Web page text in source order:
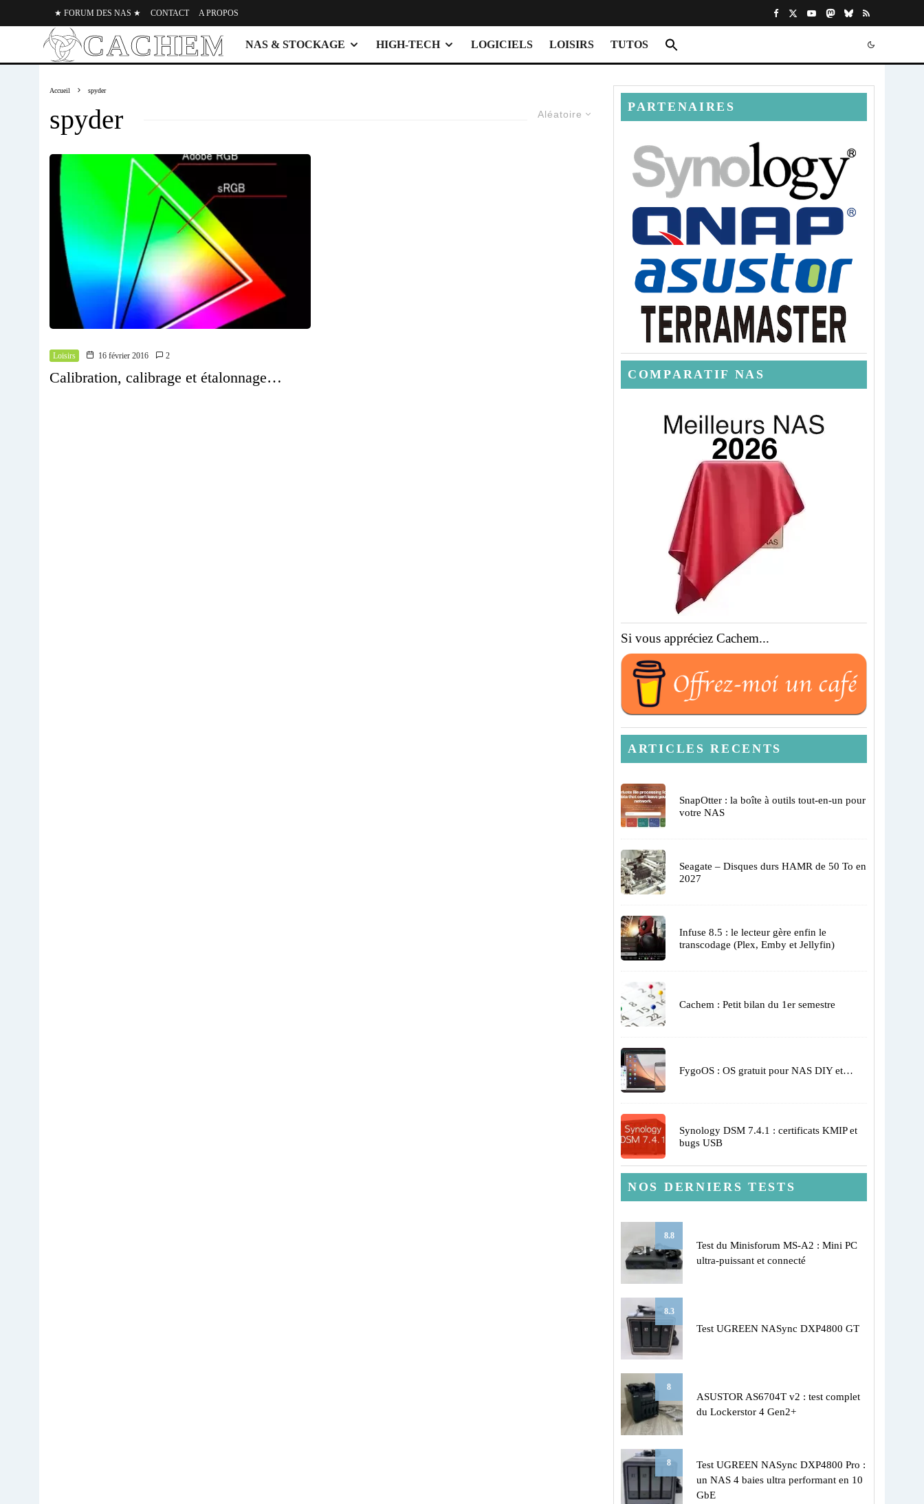
★ FORUM DES NAS ★ CONTACT A PROPOS
NAS & STOCKAGE HIGH-TECH LOGICIELS LOISIRS TUTOS
Accueil spyder
Aléatoire
spyder
Loisirs 16 février 2016 2
Calibration, calibrage et étalonnage…
PARTENAIRES
COMPARATIF NAS
Si vous appréciez Cachem...
ARTICLES RECENTS
SnapOtter : la boîte à outils tout-en-un pour
votre NAS
Seagate – Disques durs HAMR de 50 To en
2027
Infuse 8.5 : le lecteur gère enfin le
transcodage (Plex, Emby et Jellyfin)
Cachem : Petit bilan du 1er semestre
FygoOS : OS gratuit pour NAS DIY et…
Synology DSM 7.4.1 : certificats KMIP et
bugs USB
NOS DERNIERS TESTS
8.8
Test du Minisforum MS-A2 : Mini PC
ultra-puissant et connecté
8.3
Test UGREEN NASync DXP4800 GT
8
ASUSTOR AS6704T v2 : test complet
du Lockerstor 4 Gen2+
8
Test UGREEN NASync DXP4800 Pro :
un NAS 4 baies ultra performant en 10
GbE